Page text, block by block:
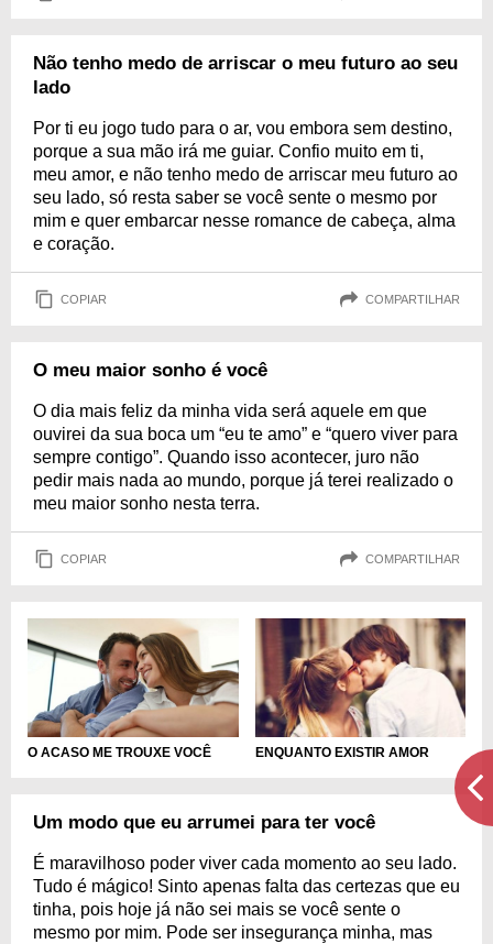
Não tenho medo de arriscar o meu futuro ao seu
lado
Por ti eu jogo tudo para o ar, vou embora sem destino,
porque a sua mão irá me guiar. Confio muito em ti,
meu amor, e não tenho medo de arriscar meu futuro ao
seu lado, só resta saber se você sente o mesmo por
mim e quer embarcar nesse romance de cabeça, alma
e coração.
COPIAR COMPARTILHAR
O meu maior sonho é você
O dia mais feliz da minha vida será aquele em que
ouvirei da sua boca um “eu te amo” e “quero viver para
sempre contigo”. Quando isso acontecer, juro não
pedir mais nada ao mundo, porque já terei realizado o
meu maior sonho nesta terra.
COPIAR COMPARTILHAR
O ACASO ME TROUXE VOCÊ ENQUANTO EXISTIR AMOR
Um modo que eu arrumei para ter você
É maravilhoso poder viver cada momento ao seu lado.
Tudo é mágico! Sinto apenas falta das certezas que eu
tinha, pois hoje já não sei mais se você sente o
mesmo por mim. Pode ser insegurança minha, mas